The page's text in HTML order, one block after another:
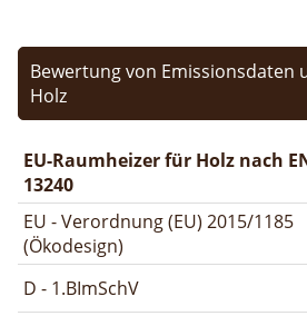
Bewertung von Emissionsdaten
Holz
EU-Raumheizer für Holz nach
13240
EU - Verordnung (EU) 2015/1185
(Ökodesign)
D - 1.BImSchV